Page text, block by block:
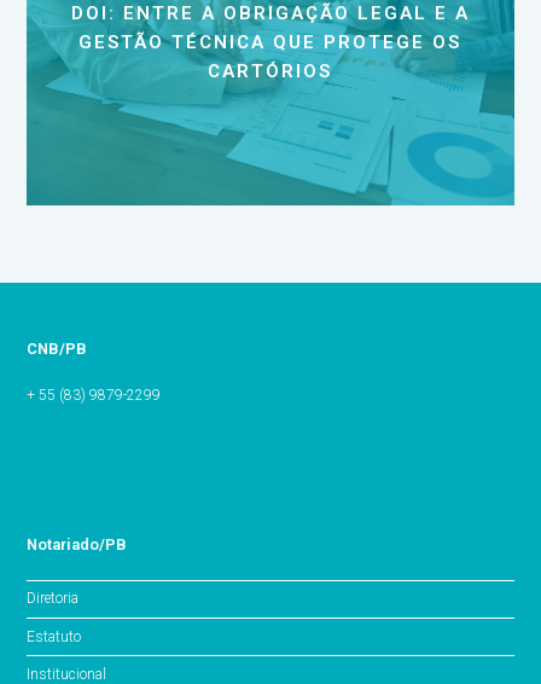
DOI: ENTRE A OBRIGAÇÃO LEGAL E A
GESTÃO TÉCNICA QUE PROTEGE OS
CARTÓRIOS
CNB/PB
+ 55 (83) 9879-2299
Notariado/PB
Diretoria
Estatuto
Institucional